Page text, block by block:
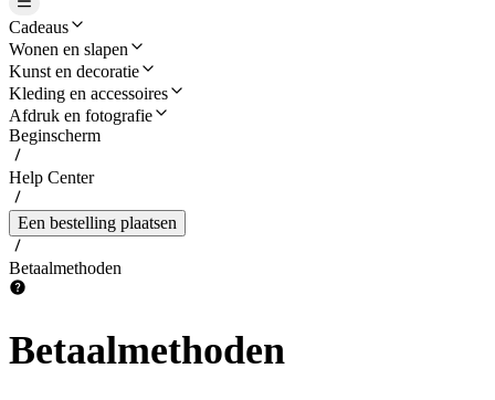
Cadeaus
Wonen en slapen
Kunst en decoratie
Kleding en accessoires
Afdruk en fotografie
Beginscherm
Help Center
Een bestelling plaatsen
Betaalmethoden
Betaalmethoden